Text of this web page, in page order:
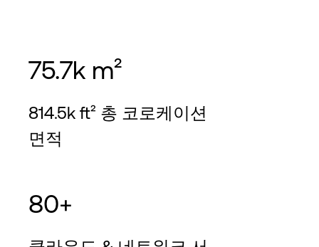
75.7k m²
814.5k ft² 총 코로케이션
면적
80+